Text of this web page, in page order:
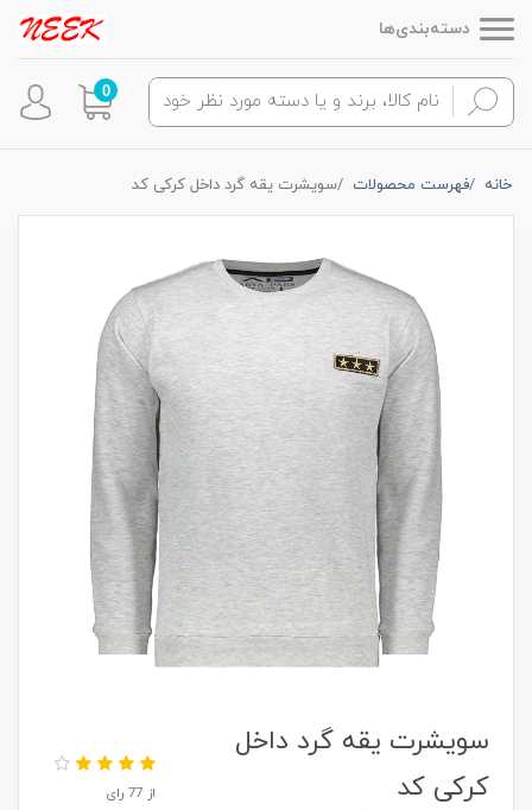
دسته‌بندی‌ها
0
خانه فهرست محصولات سویشرت یقه گرد داخل کرکی کد
سویشرت یقه گرد داخل
کرکی کد
از 77 رای